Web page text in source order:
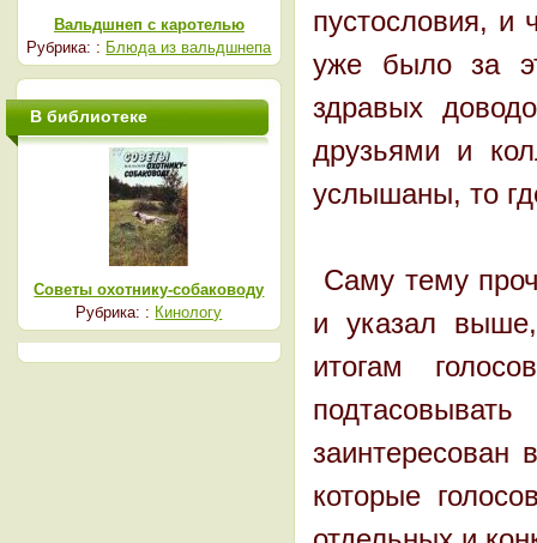
пустословия, и
уже было за
здравых
друзьями и
услышаны, то
Саму тему
и указал
итогам
заинтересован
которые
Вальдшнеп с каротелью
Рубрика: : Блюда из вальдшнепа
В библиотеке
Советы охотнику-собаководу
Рубрика: : Кинологу